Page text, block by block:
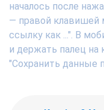
началось после
— правой клавишей
ссылку как ...". В
и держать палец на
"Сохранить данные